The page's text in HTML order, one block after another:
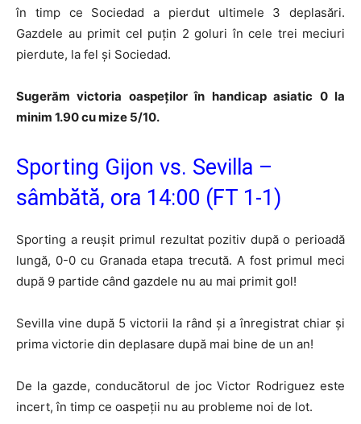
în timp ce Sociedad a pierdut ultimele 3 deplasări.
Gazdele au primit cel puţin 2 goluri în cele trei meciuri
pierdute, la fel şi Sociedad.
Sugerăm victoria oaspeților în handicap asiatic 0 la
minim 1.90 cu mize 5/10.
Sporting Gijon vs. Sevilla –
sâmbătă, ora 14:00 (FT 1-1)
Sporting a reușit primul rezultat pozitiv după o perioadă
lungă, 0-0 cu Granada etapa trecută. A fost primul meci
după 9 partide când gazdele nu au mai primit gol!
Sevilla vine după 5 victorii la rând și a înregistrat chiar și
prima victorie din deplasare după mai bine de un an!
De la gazde, conducătorul de joc Victor Rodriguez este
incert, în timp ce oaspeții nu au probleme noi de lot.